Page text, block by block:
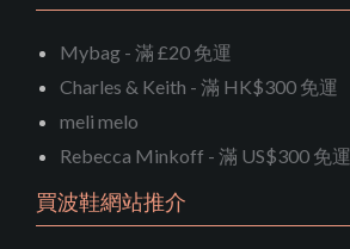
Mybag - 滿 £20 免運
Charles & Keith - 滿 HK$300 免運
meli melo
Rebecca Minkoff - 滿 US$300 免運
買波鞋網站推介